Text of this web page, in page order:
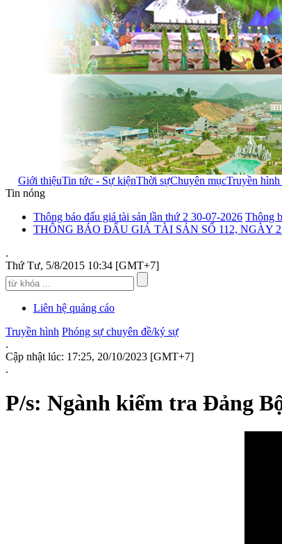
Giới thiệuTin tức - Sự kiệnThời sựChuyên mụcTruyền
Tin nóng
Thông báo đấu giá tài sản lần thứ 2 30-07-2026 Thông
THÔNG BÁO ĐẤU GIÁ TÀI SẢN SỐ 112, NGÀY
.
Thứ Tư, 5/8/2015 10:34 [GMT+7]
Liên hệ quảng cáo
Truyền hình Phóng sự chuyên đề/ký sự
.
Cập nhật lúc: 17:25, 20/10/2023 [GMT+7]
.
P/s: Ngành kiểm tra Đảng